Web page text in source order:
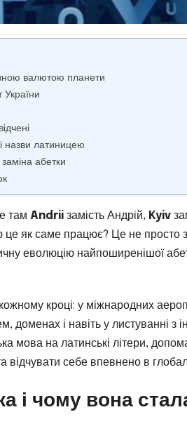
валютою планети
назви латиницею
абетки
там Andrii замість Андрій, Kyiv
як саме працює? Це не просто
еволюцію найпоширенішої
кроці: у міжнародних
доменах і навіть у листуванні з
мова на латинські літери,
себе впевнено в
і чому вона